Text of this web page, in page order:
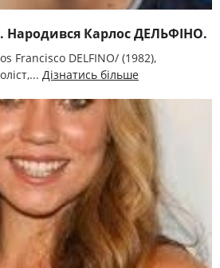
Народився Карлос ДЕЛЬФІНО.
Francisco DELFINO/ (1982),
Дізнатись більше